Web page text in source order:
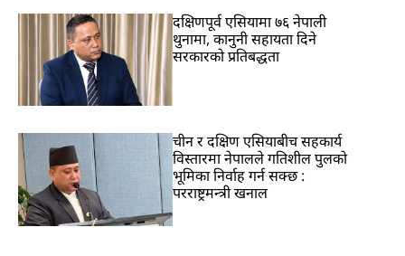
दक्षिणपूर्व एसियामा ७६ नेपाली
थुनामा, कानुनी सहायता दिने
सरकारको प्रतिबद्धता
चीन र दक्षिण एसियाबीच सहकार्य
विस्तारमा नेपालले गतिशील पुलको
भूमिका निर्वाह गर्न सक्छ :
परराष्ट्रमन्त्री खनाल